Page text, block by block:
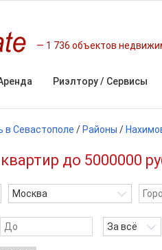
1 736 объектов
Риэлтору / Сервисы
в Севастополе / Районы /
до 5000000
Москва
За всё